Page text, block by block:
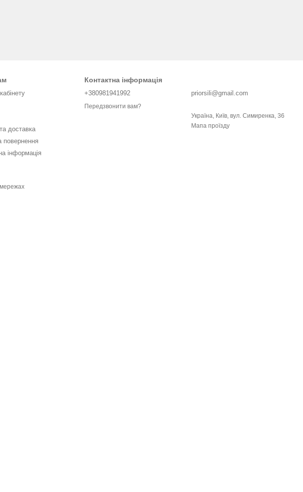
доставка
повернення
інформація
Контактна інформація
+380981941992
Передзвонити вам?
priorsili@gmail.com
Україна, Київ, вул. Симиренка, 36
Мапа проїзду